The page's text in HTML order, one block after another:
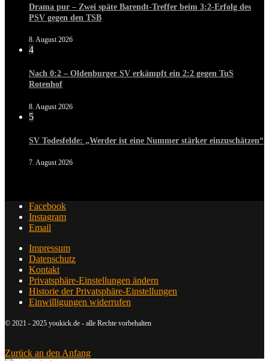
Drama pur – Zwei späte Barendt-Treffer beim 3:2-Erfolg des
PSV gegen den TSB
8. August 2026
4
Nach 0:2 – Oldenburger SV erkämpft ein 2:2 gegen TuS
Rotenhof
8. August 2026
5
SV Todesfelde: „Werder ist eine Nummer stärker einzuschätzen“
7. August 2026
Facebook
Instagram
Email
Impressum
Datenschutz
Kontakt
Privatsphäre-Einstellungen ändern
Historie der Privatsphäre-Einstellungen
Einwilligungen widerrufen
© 2021 - 2025 youkick.de - alle Rechte vorbehalten
Zurück an den Anfang